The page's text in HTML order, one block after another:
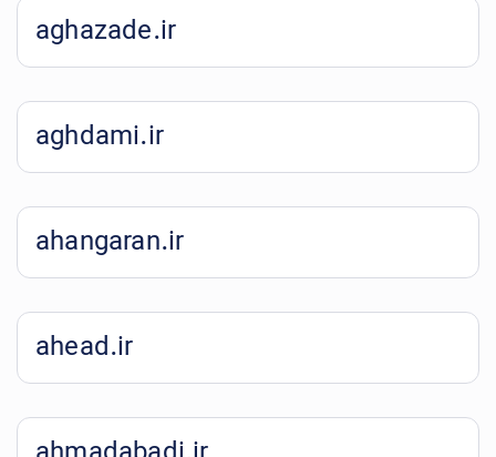
aghazade.ir
aghdami.ir
ahangaran.ir
ahead.ir